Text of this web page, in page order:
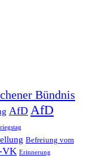
Bündnis
AfD AfD
Befreiung vom
VK Erinnerung